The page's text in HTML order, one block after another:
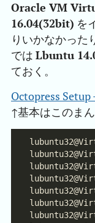
Oracle VM
16.04(32bit) を
りいかなかった
では Lbuntu
ておく。
Octopress Setup
↑基本はこのまん